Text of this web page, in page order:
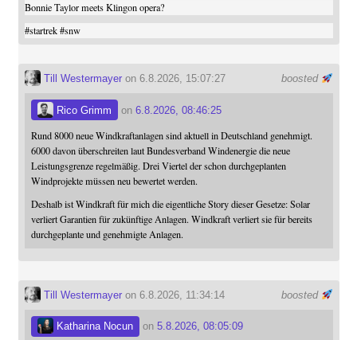
Bonnie Taylor meets Klingon opera?
#startrek #snw
boosted
Till Westermayeron 6.8.2026, 15:07:27
Rico Grimm on 6.8.2026, 08:46:25
Rund 8000 neue Windkraftanlagen sind aktuell in Deutschland genehmigt.
6000 davon überschreiten laut Bundesverband Windenergie die neue
Leistungsgrenze regelmäßig. Drei Viertel der schon durchgeplanten
Windprojekte müssen neu bewertet werden.
Deshalb ist Windkraft für mich die eigentliche Story dieser Gesetze: Solar
verliert Garantien für zukünftige Anlagen. Windkraft verliert sie für bereits
durchgeplante und genehmigte Anlagen.
boosted
Till Westermayeron 6.8.2026, 11:34:14
Katharina Nocun on 5.8.2026, 08:05:09